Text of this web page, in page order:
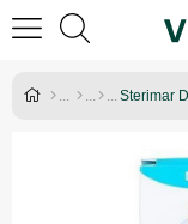
Sterimar